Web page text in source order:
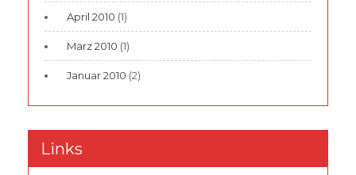
April 2010 (1)
März 2010 (1)
Januar 2010 (2)
Links